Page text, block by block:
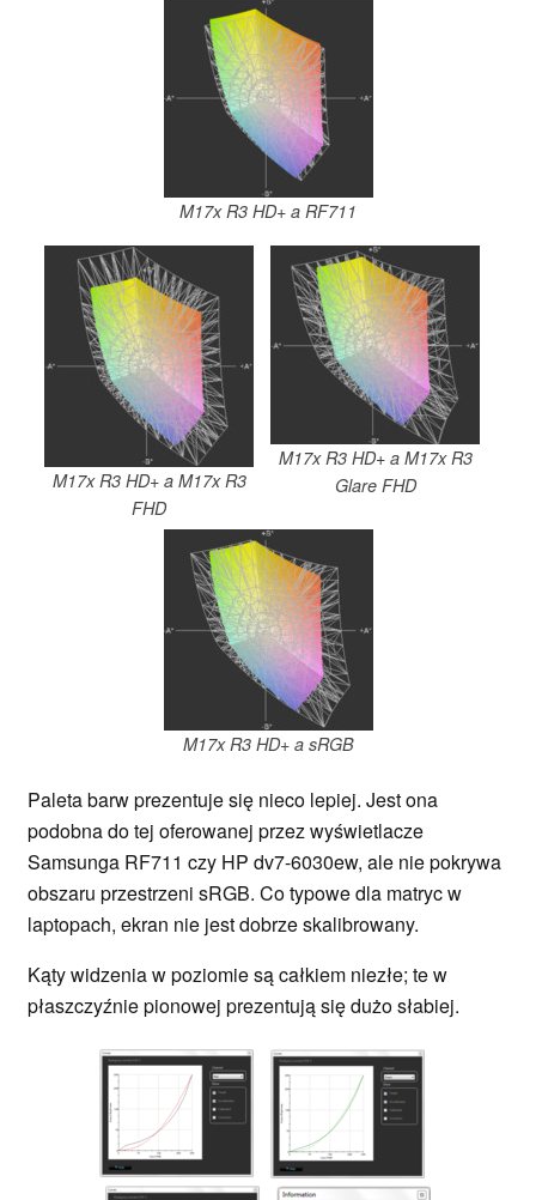
M17x R3 HD+ a RF711
M17x R3 HD+ a M17x R3
FHD
M17x R3 HD+ a M17x R3
Glare FHD
M17x R3 HD+ a sRGB
Paleta barw prezentuje się nieco lepiej. Jest ona
podobna do tej oferowanej przez wyświetlacze
Samsunga RF711 czy HP dv7-6030ew, ale nie pokrywa
obszaru przestrzeni sRGB. Co typowe dla matryc w
laptopach, ekran nie jest dobrze skalibrowany.
Kąty widzenia w poziomie są całkiem niezłe; te w
płaszczyźnie pionowej prezentują się dużo słabiej.